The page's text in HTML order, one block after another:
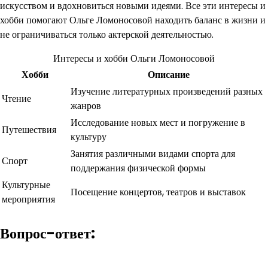
искусством и вдохновиться новыми идеями. Все эти интересы и
хобби помогают Ольге Ломоносовой находить баланс в жизни и
не ограничиваться только актерской деятельностью.
Интересы и хобби Ольги Ломоносовой
Хобби
Описание
Чтение
Изучение литературных произведений разных
жанров
Путешествия
Исследование новых мест и погружение в
культуру
Спорт
Занятия различными видами спорта для
поддержания физической формы
Культурные
мероприятия
Посещение концертов, театров и выставок
Вопрос-ответ: